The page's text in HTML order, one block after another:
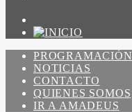
PROGRAMACIÓN
NOTICIAS
CONTACTO
QUIENES SOMOS
IR A AMADEUS